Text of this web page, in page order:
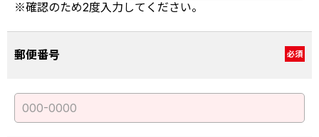
※確認のため2度入力してください。
郵便番号 必須